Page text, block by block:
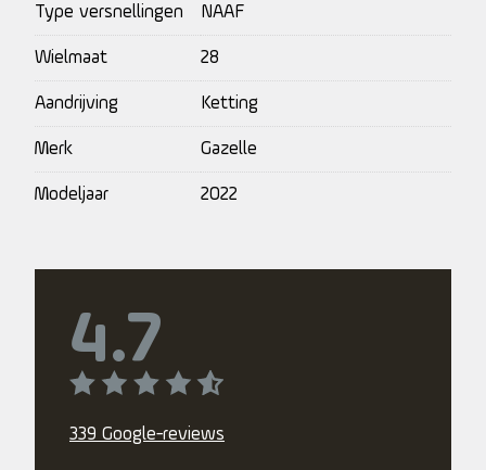
Type versnellingen NAAF
Wielmaat 28
Aandrijving Ketting
Merk Gazelle
Modeljaar 2022
4.7
339 Google-reviews